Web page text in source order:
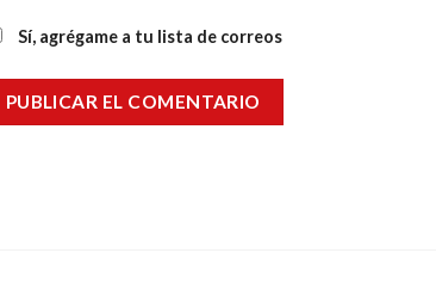
Sí, agrégame a tu lista de correos